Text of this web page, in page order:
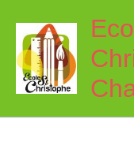
contenu